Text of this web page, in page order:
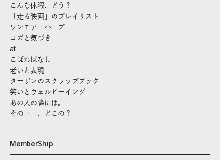
こんな休暇、どう？
「走る映画」のプレイリスト
ワンモア・ハーブ
ヨガと気づき
at
こぼればなし
老いと表現
ターザンのスクラップブック
笑いとウェルビーイング
あの人の隣には。
そのユニ、どこの？
MemberShip